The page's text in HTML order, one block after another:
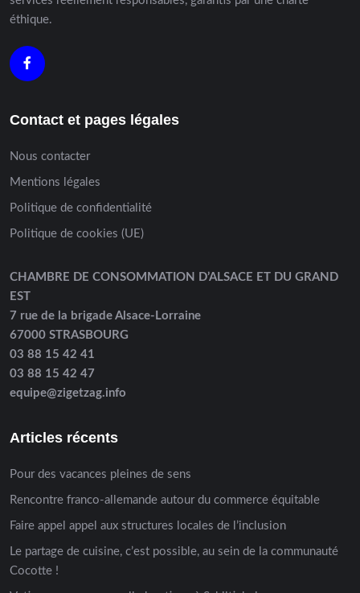
éthique.
Contact et pages légales
Nous contacter
Mentions légales
Politique de confidentialité
Politique de cookies (UE)
CHAMBRE DE CONSOMMATION D’ALSACE ET DU GRAND
EST
7 rue de la brigade Alsace-Lorraine
67000 STRASBOURG
03 88 15 42 41
03 88 15 42 47
equipe@zigetzag.info
Articles récents
Pour des vacances pleines de sens
Rencontre franco-allemande autour du commerce équitable
Faire appel appel aux structures locales de l’inclusion
Le partage de cuisine, c’est possible, au sein de la communauté
Cocotte !